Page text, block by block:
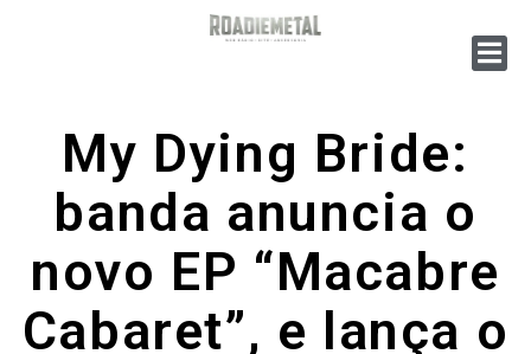
My Dying Bride:
banda anuncia o
novo EP “Macabre
Cabaret”, e lança o